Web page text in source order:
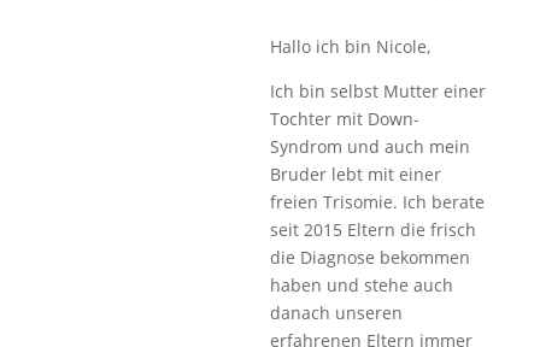
Hallo ich bin Nicole,
Ich bin selbst Mutter einer
Tochter mit Down-
Syndrom und auch mein
Bruder lebt mit einer
freien Trisomie. Ich berate
seit 2015 Eltern die frisch
die Diagnose bekommen
haben und stehe auch
danach unseren
erfahrenen Eltern immer